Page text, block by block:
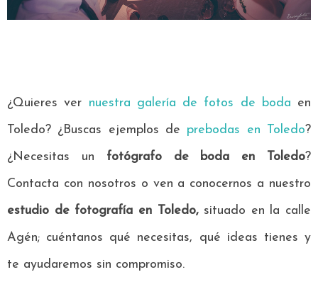
¿Quieres ver nuestra galería de fotos de boda en
Toledo? ¿Buscas ejemplos de prebodas en Toledo?
¿Necesitas un fotógrafo de boda en Toledo?
Contacta con nosotros o ven a conocernos a nuestro
estudio de fotografía en Toledo,situado en la calle
Agén; cuéntanos qué necesitas, qué ideas tienes y
te ayudaremos sin compromiso.